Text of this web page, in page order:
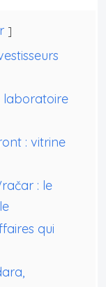
laboratoire
: vitrine
: le
qui